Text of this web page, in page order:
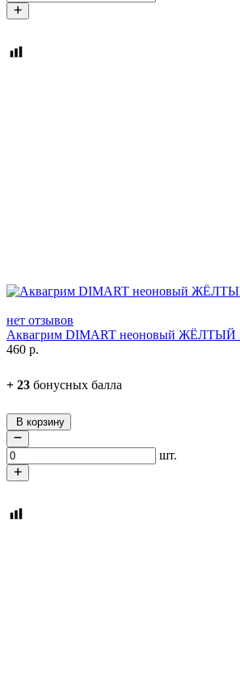
нет отзывов
Аквагрим DIMART неоновый ЖЁЛТЫЙ
460 р.
+ 23 бонусных балла
В корзину
шт.